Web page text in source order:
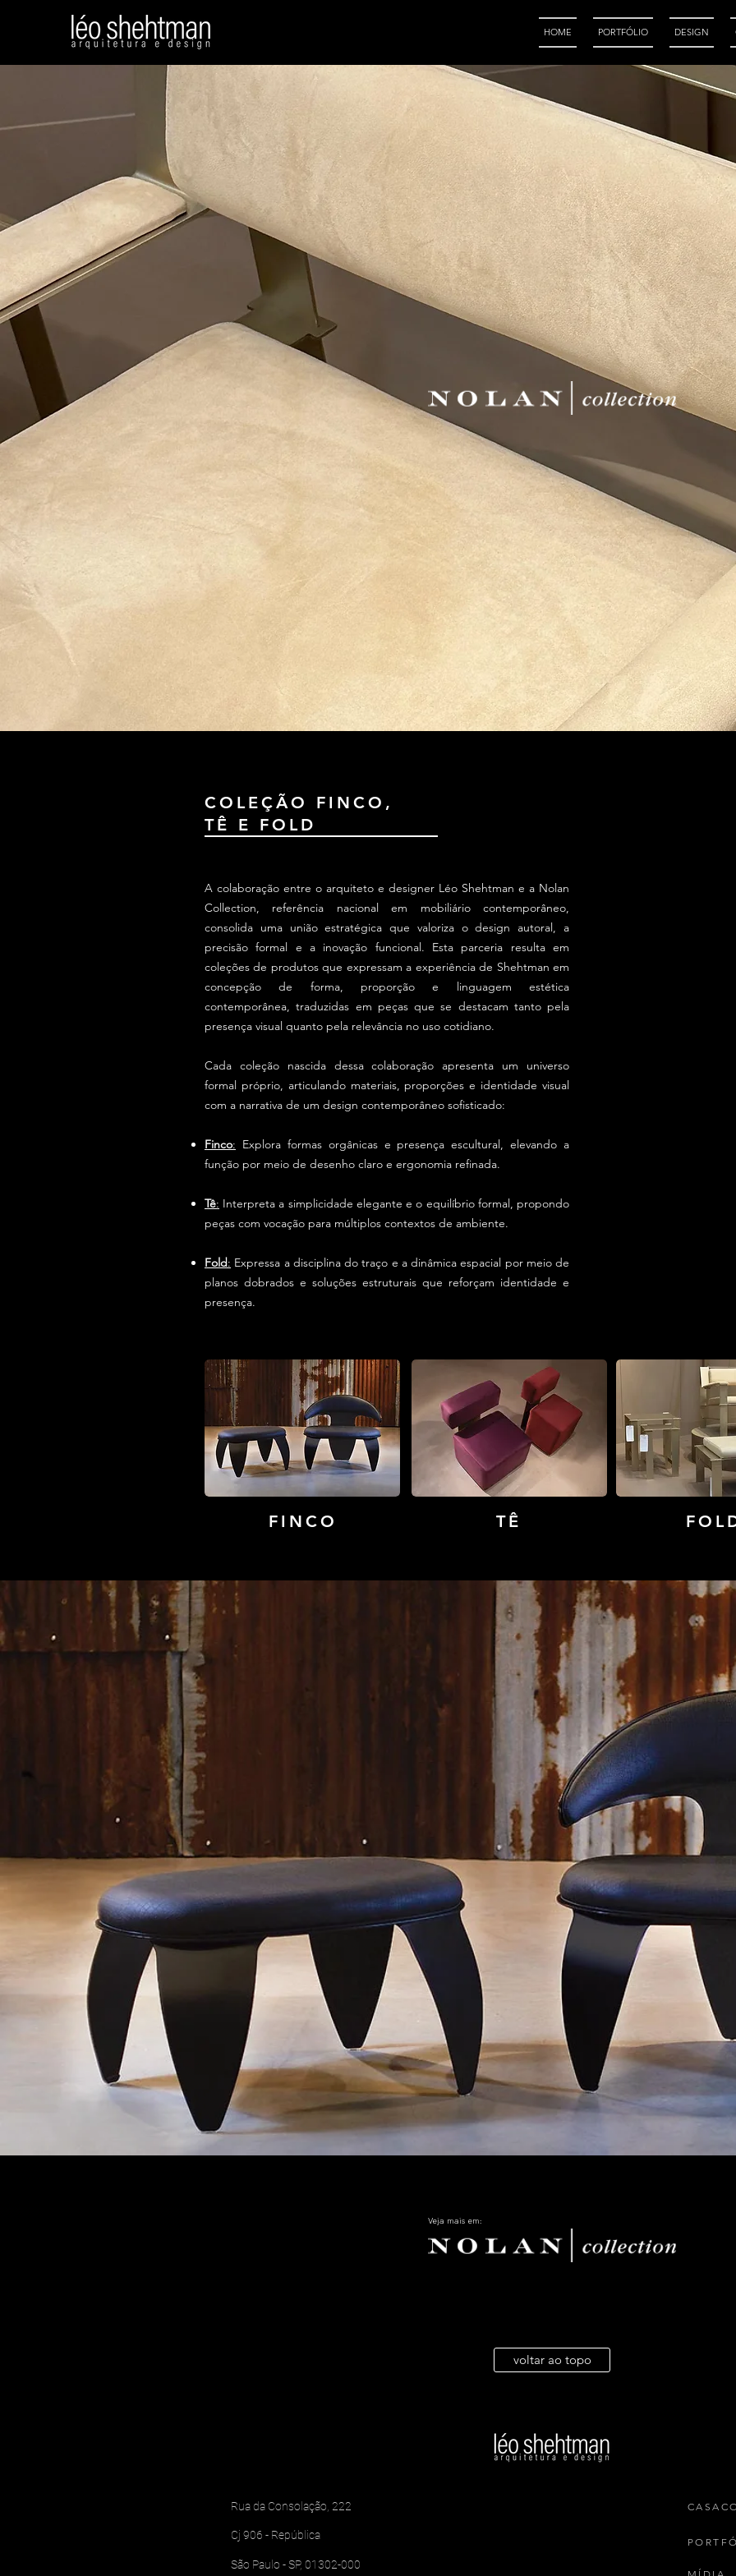
HOME PORTFÓLIO DESIGN
COLEÇÃO FINCO,
TÊ E FOLD
A colaboração entre o arquiteto e designer Léo Shehtman e a Nolan
Collection, referência nacional em mobiliário contemporâneo,
consolida uma união estratégica que valoriza o design autoral, a
precisão formal e a inovação funcional. Esta parceria resulta em
coleções de produtos que expressam a experiência de Shehtman em
concepção de forma, proporção e linguagem estética
contemporânea, traduzidas em peças que se destacam tanto pela
presença visual quanto pela relevância no uso cotidiano.
Cada coleção nascida dessa colaboração apresenta um universo
formal próprio, articulando materiais, proporções e identidade visual
com a narrativa de um design contemporâneo sofisticado:
Finco: Explora formas orgânicas e presença escultural, elevando a
função por meio de desenho claro e ergonomia refinada.
Tê: Interpreta a simplicidade elegante e o equilíbrio formal, propondo
peças com vocação para múltiplos contextos de ambiente.
Fold: Expressa a disciplina do traço e a dinâmica espacial por meio de
planos dobrados e soluções estruturais que reforçam identidade e
presença.
FINCO TÊ
Veja mais em:
voltar ao topo
Rua da Consolação, 222
Cj 906 - República
São Paulo - SP, 01302-000